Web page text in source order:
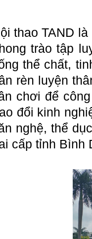
thao TAND
trào tập
thể chất,
rèn luyện
chơi để
đổi kinh
nghệ, thể
cấp tỉnh Bình